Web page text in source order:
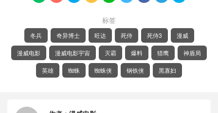
标签
冬兵 奇异博士 旺达 死侍 死侍3 漫威
漫威电影 漫威电影宇宙 灭霸 爆料 猎鹰 神盾局
英雄 蜘蛛 蜘蛛侠 钢铁侠 黑寡妇